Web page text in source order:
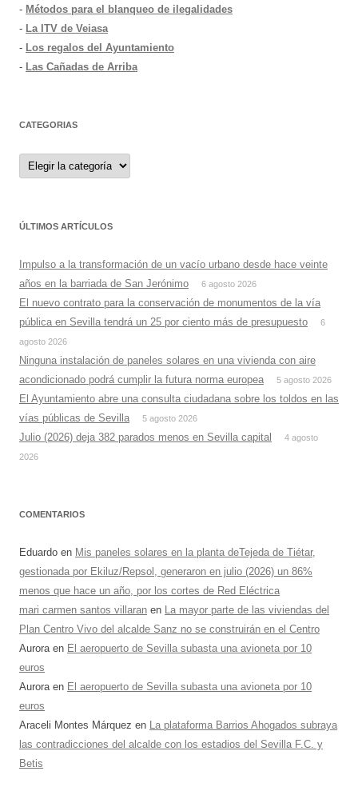
- Métodos para el blanqueo de ilegalidades
- La ITV de Veiasa
- Los regalos del Ayuntamiento
- Las Cañadas de Arriba
CATEGORIAS
Categorias
ÚLTIMOS ARTÍCULOS
Impulso a la transformación de un vacío urbano desde hace veinte
años en la barriada de San Jerónimo
6 agosto 2026
El nuevo contrato para la conservación de monumentos de la vía
pública en Sevilla tendrá un 25 por ciento más de presupuesto
6
agosto 2026
Ninguna instalación de paneles solares en una vivienda con aire
acondicionado podrá cumplir la futura norma europea
5 agosto 2026
El Ayuntamiento abre una consulta ciudadana sobre los toldos en las
vías públicas de Sevilla
5 agosto 2026
Julio (2026) deja 382 parados menos en Sevilla capital
4 agosto
2026
COMENTARIOS
Eduardo en Mis paneles solares en la planta deTejeda de Tiétar,
gestionada por Ekiluz/Repsol, generaron en julio (2026) un 86%
menos que hace un año, por los cortes de Red Eléctrica
mari carmen santos villaran en La mayor parte de las viviendas del
Plan Centro Vivo del alcalde Sanz no se construirán en el Centro
Auroraen El aeropuerto de Sevilla subasta una avioneta por 10
euros
Auroraen El aeropuerto de Sevilla subasta una avioneta por 10
euros
Araceli Montes Márquez en La plataforma Barrios Ahogados subraya
las contradicciones del alcalde con los estadios del Sevilla F.C. y
Betis